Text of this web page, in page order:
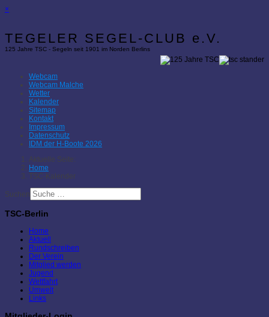
×
TEGELER SEGEL-CLUB e.V.
125 Jahre TSC - Segeln seit 1901 im Norden Berlins
Webcam
Webcam Malche
Wetter
Kalender
Sitemap
Kontakt
Impressum
Datenschutz
IDM der H-Boote 2026
Aktuelle Seite:
Home
TSC-Kalender
Suchen
TSC-Berlin
Home
Aktuell
Rundschreiben
Der Verein
Mitglied werden
Jugend
Wettfahrt
Umwelt
Links